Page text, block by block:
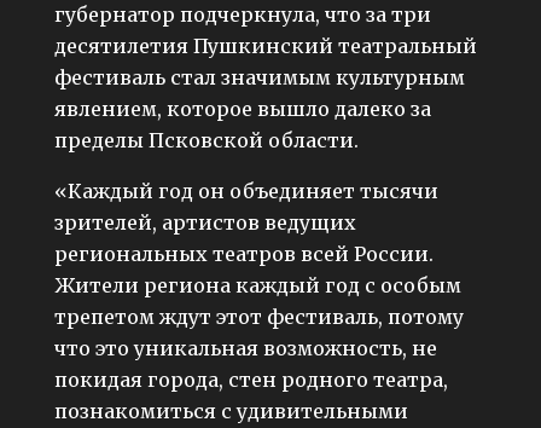
губернатор подчеркнула, что за три
десятилетия Пушкинский театральный
фестиваль стал значимым культурным
явлением, которое вышло далеко за
пределы Псковской области.
«Каждый год он объединяет тысячи
зрителей, артистов ведущих
региональных театров всей России.
Жители региона каждый год с особым
трепетом ждут этот фестиваль, потому
что это уникальная возможность, не
покидая города, стен родного театра,
познакомиться с удивительными